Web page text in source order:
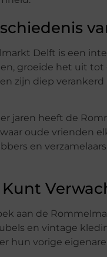
Delft is een
groeide het uit tot
zijn diep
jaren heeft de
oude vrienden
en
Kunt
aan de
en vintage
hun vorige